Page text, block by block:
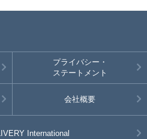
プライバシー・
ステートメント
会社概要
International